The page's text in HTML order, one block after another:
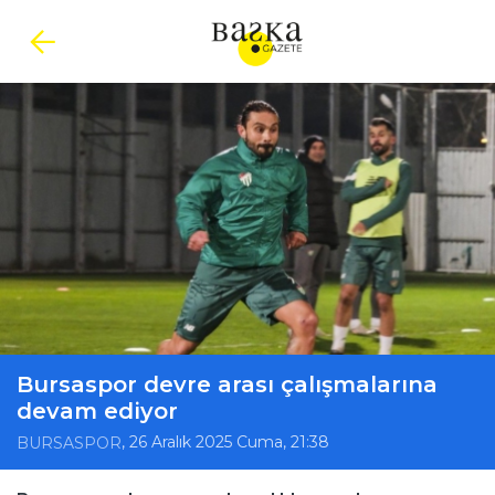
Bursaspor devre arası çalışmalarına
devam ediyor
BURSASPOR, 26 Aralık 2025 Cuma, 21:38